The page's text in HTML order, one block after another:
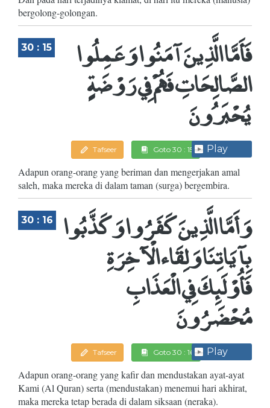
bergolong-golongan.
30 : 15 فَأَمَّا الَّذِينَ آمَنُوا وَعَمِلُوا
الصَّالِحَاتِ فَهُمْ فِي رَوْضَةٍ
يُحْبَرُونَ
Tafseer Goto 30 : 15 Play
Adapun orang-orang yang beriman dan mengerjakan amal
saleh, maka mereka di dalam taman (surga) bergembira.
30 : 16 وَأَمَّا الَّذِينَ كَفَرُوا وَكَذَّبُوا
بِآيَاتِنَا وَلِقَاء الْآخِرَةِ
فَأُوْلَئِكَ فِي الْعَذَابِ
مُحْضَرُونَ
Tafseer Goto 30 : 16 Play
Adapun orang-orang yang kafir dan mendustakan ayat-ayat
Kami (Al Quran) serta (mendustakan) menemui hari akhirat,
maka mereka tetap berada di dalam siksaan (neraka).